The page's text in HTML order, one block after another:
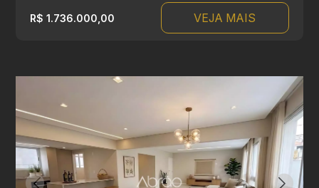
R$ 1.736.000,00 VEJA MAIS